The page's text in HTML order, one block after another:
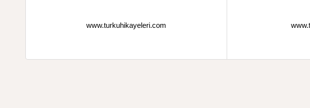
www.turkuhikayeleri.com